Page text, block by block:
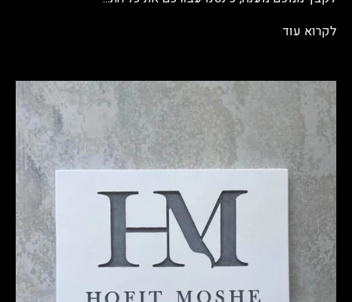
לקרוא עוד